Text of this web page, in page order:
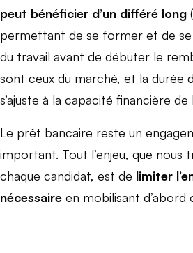
peut bénéficier d’un différé long
permettant de se former et de
du travail avant de débuter le
sont ceux du marché, et la durée
s’ajuste à la capacité financière de
Le prêt bancaire reste un
important. Tout l’enjeu, que nous
chaque candidat, est de limiter
nécessaire en mobilisant d’abord